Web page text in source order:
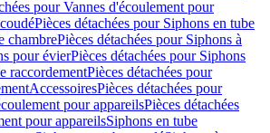
pour Vannes d'écoulement pour
Pièces détachées pour Siphons en tube
chambrePièces détachées pour Siphons à
pour évierPièces détachées pour Siphons
raccordementPièces détachées pour
AccessoiresPièces détachées pour
pour appareilsPièces détachées
pour appareilsSiphons en tube